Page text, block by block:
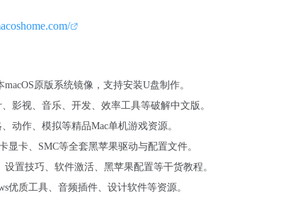
原版系统镜像，支持安装U盘制作。
影视、音乐、开发、效率工具等破解中文版。
动作、模拟等精品Mac单机游戏资源。
显卡、SMC等全套黑苹果驱动与配置文件。
置技巧、软件激活、黑苹果配置等干货教程。
优质工具、音频插件、设计软件等资源。